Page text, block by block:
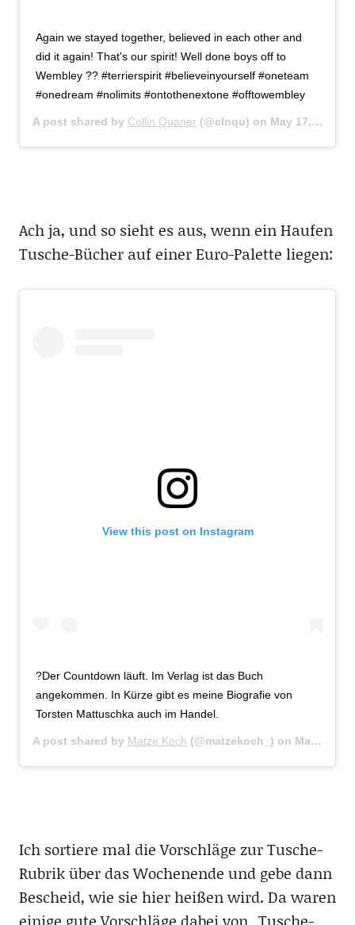
Again we stayed together, believed in each other and
did it again! That's our spirit! Well done boys off to
Wembley ?? #terrierspirit #believeinyourself #oneteam
#onedream #nolimits #ontothenextone #offtowembley
A post shared by Collin Quaner (@clnqu) on May 17, 2017 at 3:35pm PDT
Ach ja, und so sieht es aus, wenn ein Haufen
Tusche-Bücher auf einer Euro-Palette liegen:
View this post on Instagram
?Der Countdown läuft. Im Verlag ist das Buch
angekommen. In Kürze gibt es meine Biografie von
Torsten Mattuschka auch im Handel.
A post shared by Matze Koch (@matzekoch_) on May 17, 2017 at 8:01am PDT
Ich sortiere mal die Vorschläge zur Tusche-
Rubrik über das Wochenende und gebe dann
Bescheid, wie sie hier heißen wird. Da waren